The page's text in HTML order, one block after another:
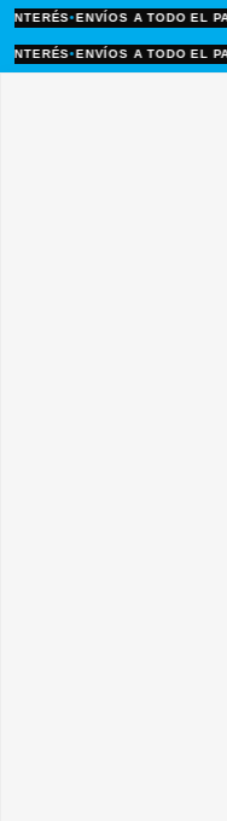
•ENVÍOS A TODO EL PAÍS•
•ENVÍOS A TODO EL PAÍS•